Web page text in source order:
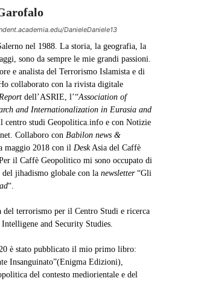
DanieleDaniele13
nel 1988. La storia, la geografia, la
sono da sempre le mie grandi passioni.
e analista del Terrorismo Islamista e di
collaborato con la rivista digitale
dell’ASRIE, l’“Association of
and Internationalization in Eurasia and
centro studi Geopolitica.info e con Notizie
Collaboro con Babilon news &
maggio 2018 con il DeskAsia del Caffè
il Caffè Geopolitico mi sono occupato di
jihadismo globale con la newsletter“Gli
“.
del terrorismo per il Centro Studi e ricerca
and Security Studies.
è stato pubblicato il mio primo libro:
Insanguinato”(Enigma Edizioni),
del contesto mediorientale e del